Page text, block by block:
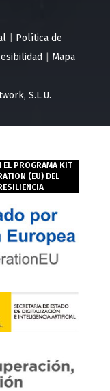
Política de
Mapa
S.L.U.
EL PROGRAMA KIT
(EU) DEL